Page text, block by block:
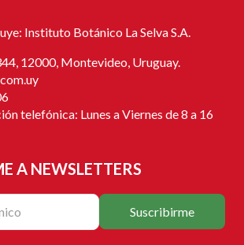
Instituto Botánico La Selva S.A.
12000, Montevideo, Uruguay.
telefónica: Lunes a Viernes de 8 a 16
A NEWSLETTERS
Suscribirme